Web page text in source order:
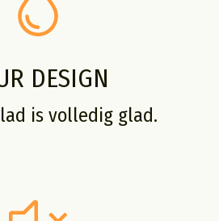
DESIGN
is volledig glad.